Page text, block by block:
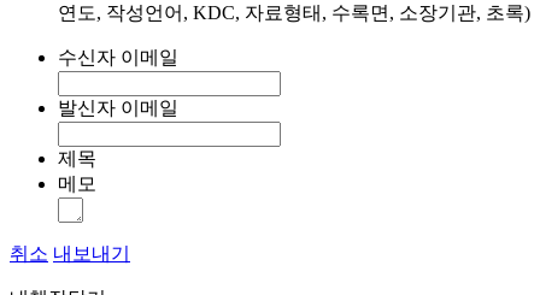
연도, 작성언어, KDC, 자료형태, 수록면, 소장기관, 초록)
수신자 이메일
발신자 이메일
제목
메모
취소 내보내기